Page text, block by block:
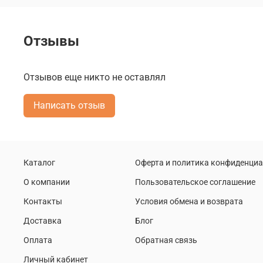
Отзывы
Отзывов еще никто не оставлял
Написать отзыв
Каталог
О компании
Контакты
Доставка
Оплата
Личный кабинет
Оферта и политика
Пользовательское соглашение
Условия обмена и возврата
Блог
Обратная связь